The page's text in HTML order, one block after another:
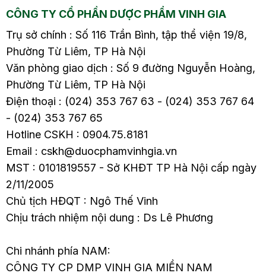
người bệnh. Vậy đâu là
nguyên nhân gây ra
viêm đại tràng sôi
bụng? Cách xử lý như
thế nào? Hãy cùng tìm
hiểu chi tiết trong bài
viết sau.
CÔNG TY CỔ PHẦN DƯỢC PHẨM VINH GIA
Trụ sở chính : Số 116 Trần Bình, tập thể viện 19/8,
Phường Từ Liêm, TP Hà Nội
Văn phòng giao dịch : Số 9 đường Nguyễn Hoàng,
Phường Từ Liêm, TP Hà Nội
Điện thoại : (024) 353 767 63 - (024) 353 767 64
- (024) 353 767 65
Hotline CSKH : 0904.75.8181
Email : cskh@duocphamvinhgia.vn
MST : 0101819557 - Sở KHĐT TP Hà Nội cấp ngày
2/11/2005
Chủ tịch HĐQT : Ngô Thế Vinh
Chịu trách nhiệm nội dung : Ds Lê Phương
Chi nhánh phía NAM:
CÔNG TY CP DMP VINH GIA MIỀN NAM